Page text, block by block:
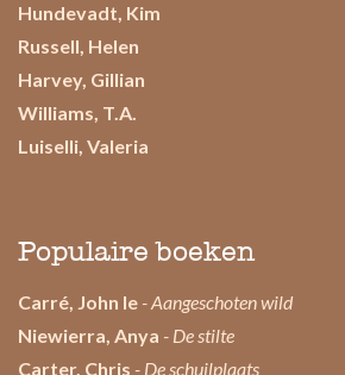
Hundevadt, Kim
Russell, Helen
Harvey, Gillian
Williams, T.A.
Luiselli, Valeria
Populaire boeken
Carré, John le - Aangeschoten wild
Niewierra, Anya - De stilte
Carter, Chris - De schuilplaats